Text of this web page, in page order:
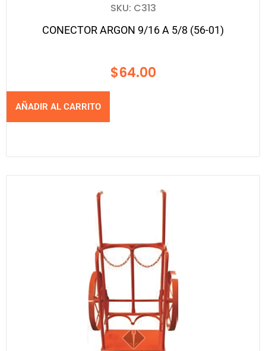
SKU: C313
CONECTOR ARGON 9/16 A 5/8 (56-01)
$64.00
AÑADIR AL CARRITO